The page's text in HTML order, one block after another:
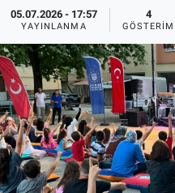
05.07.2026 - 17:57
YAYINLANMA
4
GÖSTERIM
İletişim
Künye
Tüm Manşetler
Son Dakika Haberleri
Haber Arşivi